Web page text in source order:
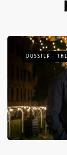
DOSSIER -